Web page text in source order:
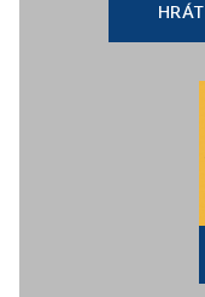
HRÁT